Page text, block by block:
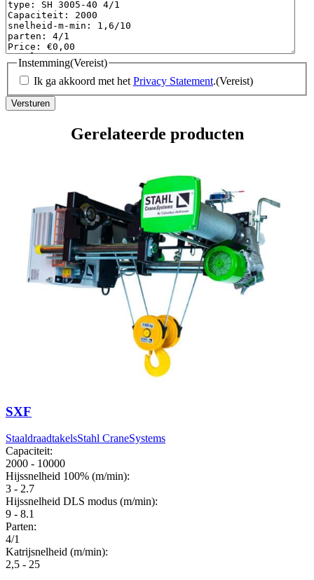
Instemming(Vereist)
Ik ga akkoord met het Privacy Statement.(Vereist)
Gerelateerde producten
SXF
StaaldraadtakelsStahl CraneSystems
Capaciteit:
2000 - 10000
Hijssnelheid 100% (m/min):
3 - 2.7
Hijssnelheid DLS modus (m/min):
9 - 8.1
Parten:
4/1
Katrijsnelheid (m/min):
2,5 - 25